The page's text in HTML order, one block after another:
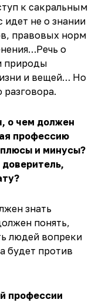
к сакральным
идет не о знании
правовых норм
о
природы
и вещей… Но
разговора.
о чем должен
профессию
и минусы?
знать
понять,
людей вопреки
будет против
профессии